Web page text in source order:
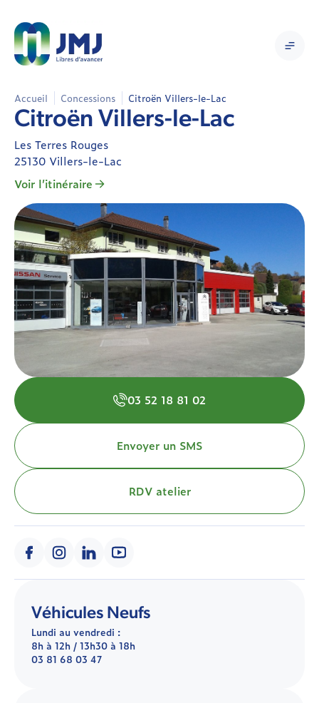
Accueil Concessions Citroën Villers-le-Lac
Citroën Villers-le-Lac
Les Terres Rouges
25130 Villers-le-Lac
Voir l’itinéraire
03 52 18 81 02
Envoyer un SMS
RDV atelier
Véhicules Neufs
Lundi au vendredi :
8h à 12h / 13h30 à 18h
03 81 68 03 47